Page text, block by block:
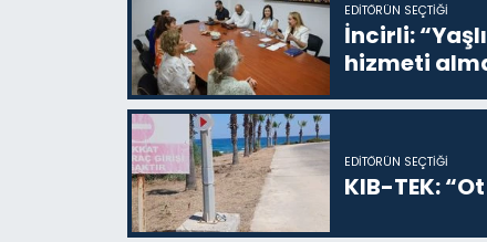
EDITÖRÜN SEÇTIĞI
İncirli:
hizmeti
EDITÖRÜN SEÇTIĞI
KIB-TEK: